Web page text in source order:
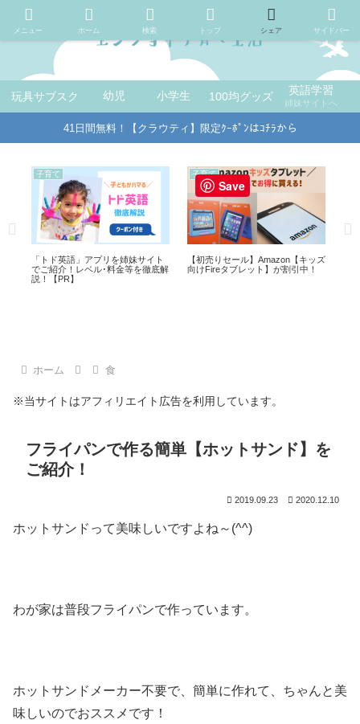
玩具サブスク 幼児 小学生 100均グッズ 英語学習
姉妹サイトへ
41日間無料！【クラウティ】限定ｸｰﾎﾟﾝはｺﾁﾗから
暮らし
一応使えるけど…惜しかった100均
グッズをご紹介
子育て
【100均おもちゃレビュー】ダイソ
ーのミニギター
ホーム 食
※当サイトはアフィリエイト広告を利用しています。
フライパンで作る簡単【ホットサンド】を
ご紹介！
2019.09.23 2020.12.10
ホットサンドって美味しいですよね～(^^)
わが家は普段フライパンで作っています。
ホットサンドメーカー不要で、簡単に作れて、ちゃんと美
味しいのでおススメです！
メニュー ホーム 検索 トップ シェア サイドバー
Save